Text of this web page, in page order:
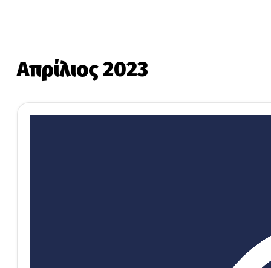
Απρίλιος 2023